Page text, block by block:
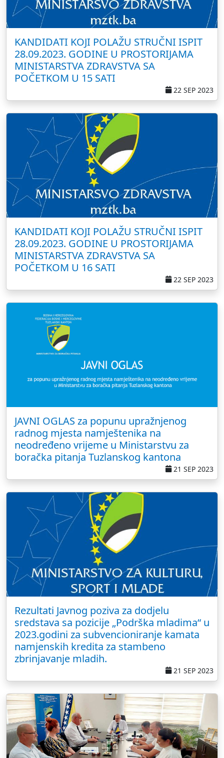
KANDIDATI KOJI POLAŽU STRUČNI ISPIT
28.09.2023. GODINE U PROSTORIJAMA
MINISTARSTVA ZDRAVSTVA SA
POČETKOM U 15 SATI
22 SEP 2023
KANDIDATI KOJI POLAŽU STRUČNI ISPIT
28.09.2023. GODINE U PROSTORIJAMA
MINISTARSTVA ZDRAVSTVA SA
POČETKOM U 16 SATI
22 SEP 2023
JAVNI OGLAS za popunu upražnjenog
radnog mjesta namještenika na
neodređeno vrijeme u Ministarstvu za
boračka pitanja Tuzlanskog kantona
21 SEP 2023
Rezultati Javnog poziva za dodjelu
sredstava sa pozicije „Podrška mladima“ u
2023.godini za subvencioniranje kamata
namjenskih kredita za stambeno
zbrinjavanje mladih.
21 SEP 2023